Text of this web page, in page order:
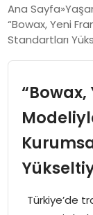
YAŞAM
EĞITIM
Ana Sayfa
“Bowax, Yeni
Standartları
Türkiye’de